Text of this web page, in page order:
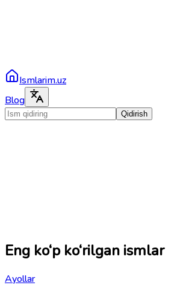
Ismlarim.uz
Blog
Qidirish
Eng ko‘p ko‘rilgan ismlar
Ayollar